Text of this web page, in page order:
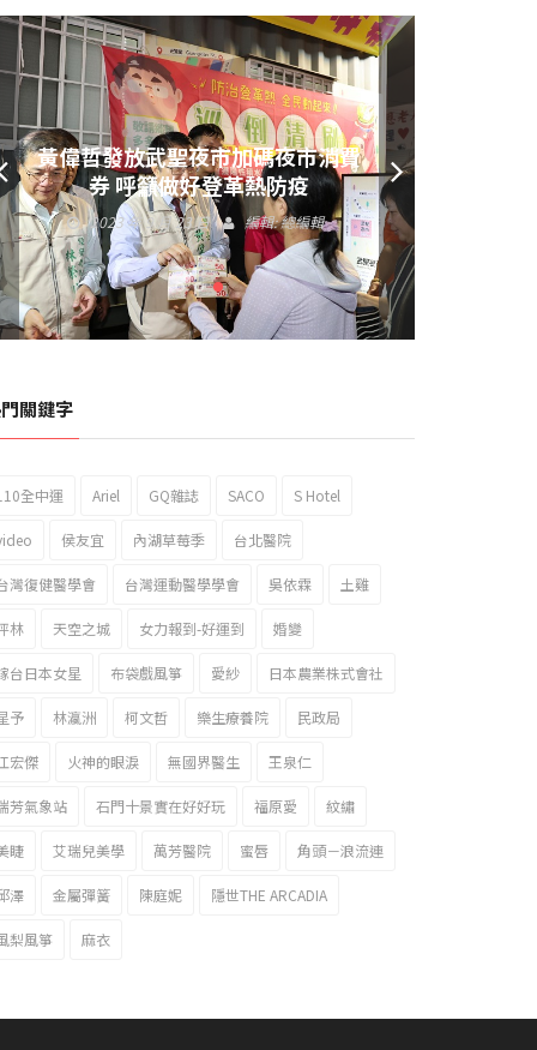
黃偉哲發放武聖夜市加碼夜市消費
券 呼籲做好登革熱防疫
2023 年 9 月 23 日 編輯:總編輯
關鍵字
全中運 Ariel GQ雜誌 SACO S Hotel
侯友宜 內湖草莓季 台北醫院
灣復健醫學會 台灣運動醫學學會 吳依霖 土雞
林 天空之城 女力報到-好運到 婚變
台日本女星 布袋戲風箏 愛紗 日本農業株式會社
予 林瀛洲 柯文哲 樂生療養院 民政局
宏傑 火神的眼淚 無國界醫生 王泉仁
芳氣象站 石門十景實在好好玩 福原愛 紋繡
睫 艾瑞兒美學 萬芳醫院 蜜唇 角頭－浪流連
澤 金屬彈簧 陳庭妮 隱世THE ARCADIA
梨風箏 麻衣